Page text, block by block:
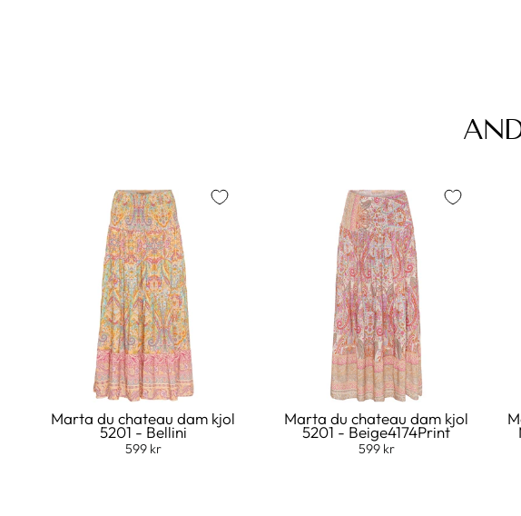
Marta du chateau dam kjol
5201 - Bellini
599 kr
Marta du chateau dam kjol
5201 - Beige4174Print
599 kr